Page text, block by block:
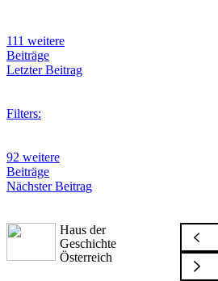
111 weitere
Beiträge
Letzter Beitrag
Filters:
92 weitere
Beiträge
Nächster Beitrag
Haus der
Geschichte
Österreich